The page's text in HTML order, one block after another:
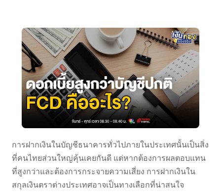
การฝากเงินในบัญชีธนาคารทั่วไปภายในประเทศนั้นเป็นสิ่ง
ที่คนไทยส่วนใหญ่คุ้นเคยกันดี แต่หากต้องการผลตอบแทน
ที่สูงกว่าและต้องการกระจายความเสี่ยง การฝากเงินใน
สกุลเงินตราต่างประเทศอาจเป็นทางเลือกที่น่าสนใจ